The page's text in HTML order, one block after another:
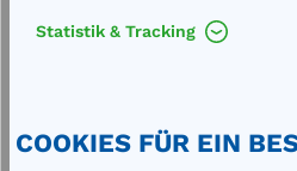
mmhochbelastbar, aus
gemäß Sicherheitsrichtlinie
Statistik & Tracking
COOKIES FÜR EIN